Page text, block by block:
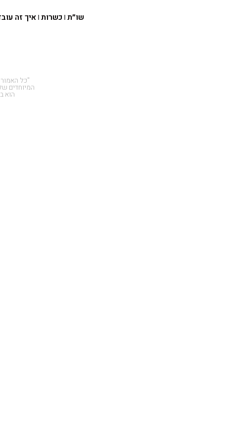
שו״ת כשרות איך זה
"כל
המיוחדים
הוא